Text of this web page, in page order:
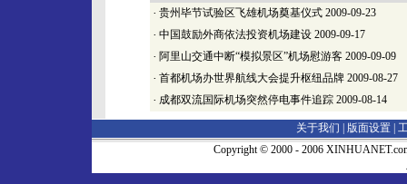
· 贵州毕节试验区飞雄机场奠基仪式 2009-09-23
· 中国鼓励外商依法投资机场建设 2009-09-17
· 阿里山交通中断“模拟景区”机场慰游客 2009-09-09
· 首都机场办世界航线大会提升枢纽品牌 2009-08-27
· 成都双流国际机场突然停电事件追踪 2009-08-14
关于我们 | 版面设置
Copyright © 2000 - 2006